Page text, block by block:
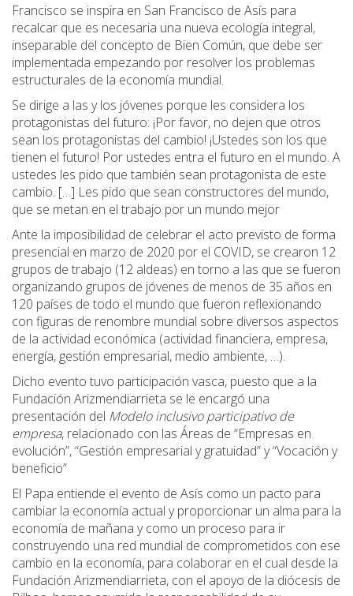
Francisco se inspira en San Francisco de Asís para
recalcar que es necesaria una nueva ecología integral,
inseparable del concepto de Bien Común, que debe ser
implementada empezando por resolver los problemas
estructurales de la economía mundial.
Se dirige a las y los jóvenes porque les considera los
protagonistas del futuro: ¡Por favor, no dejen que otros
sean los protagonistas del cambio! ¡Ustedes son los que
tienen el futuro! Por ustedes entra el futuro en el mundo. A
ustedes les pido que también sean protagonista de este
cambio. […] Les pido que sean constructores del mundo,
que se metan en el trabajo por un mundo mejor
Ante la imposibilidad de celebrar el acto previsto de forma
presencial en marzo de 2020 por el COVID, se crearon 12
grupos de trabajo (12 aldeas) en torno a las que se fueron
organizando grupos de jóvenes de menos de 35 años en
120 países de todo el mundo que fueron reflexionando
con figuras de renombre mundial sobre diversos aspectos
de la actividad económica (actividad financiera, empresa,
energía, gestión empresarial, medio ambiente, …).
Dicho evento tuvo participación vasca, puesto que a la
Fundación Arizmendiarrieta se le encargó una
presentación del Modelo inclusivo participativo de
empresa, relacionado con las Áreas de “Empresas en
evolución”, “Gestión empresarial y gratuidad” y “Vocación y
beneficio”
El Papa entiende el evento de Asís como un pacto para
cambiar la economía actual y proporcionar un alma para la
economía de mañana y como un proceso para ir
construyendo una red mundial de comprometidos con ese
cambio en la economía, para colaborar en el cual desde la
Fundación Arizmendiarrieta, con el apoyo de la diócesis de